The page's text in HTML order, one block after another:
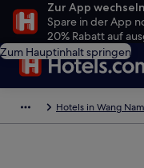
Zur App wechseln
Spare in der App
20% Rabatt auf
Zum Hauptinhalt springen
Hotels in Wang